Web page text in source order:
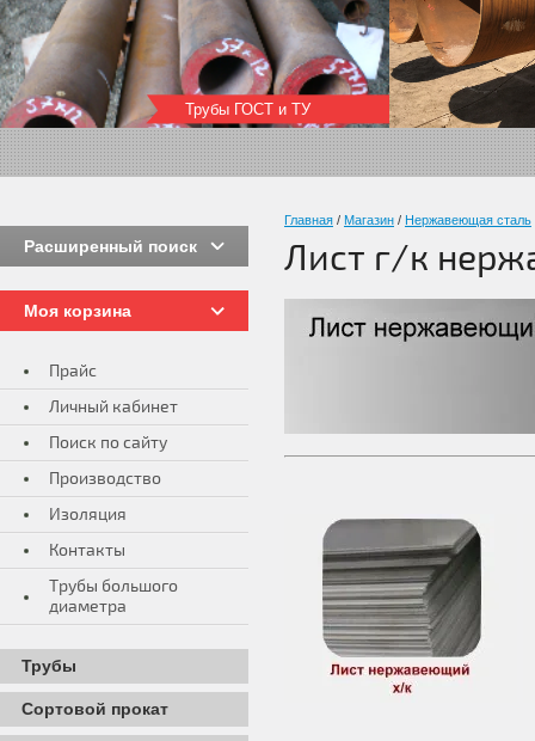
Трубы ГОСТ и ТУ
Главная / Магазин / Нержавеющая сталь
Лист г/к
Расширенный поиск
Моя корзина
Прайс
Личный кабинет
Поиск по сайту
Производство
Изоляция
Контакты
Трубы большого
диаметра
Трубы
Сортовой прокат